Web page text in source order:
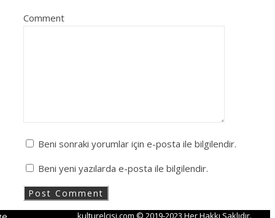
Comment
Beni sonraki yorumlar için e-posta ile bilgilendir.
Beni yeni yazılarda e-posta ile bilgilendir.
kulturelcisi.com © 2019-2023 Her Hakkı Saklıdır.